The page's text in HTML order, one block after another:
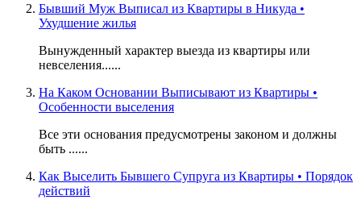
Бывший Муж Выписал из Квартиры в Никуда •
Ухудшение жилья
Вынужденный характер выезда из квартиры или
невселения......
На Каком Основании Выписывают из Квартиры •
Особенности выселения
Все эти основания предусмотрены законом и должны
быть ......
Как Выселить Бывшего Супруга из Квартиры • Порядок
действий